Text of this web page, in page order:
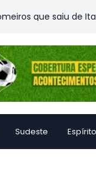
que saiu de
Sudeste